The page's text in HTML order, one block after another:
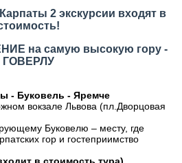
2 экскурсии входят в
на самую высокую гору -
ГОВЕРЛУ
- Буковель - Яремче
вокзале Львова (пл.Дворцовая
Буковелю – месту, где
гор и гостеприимство